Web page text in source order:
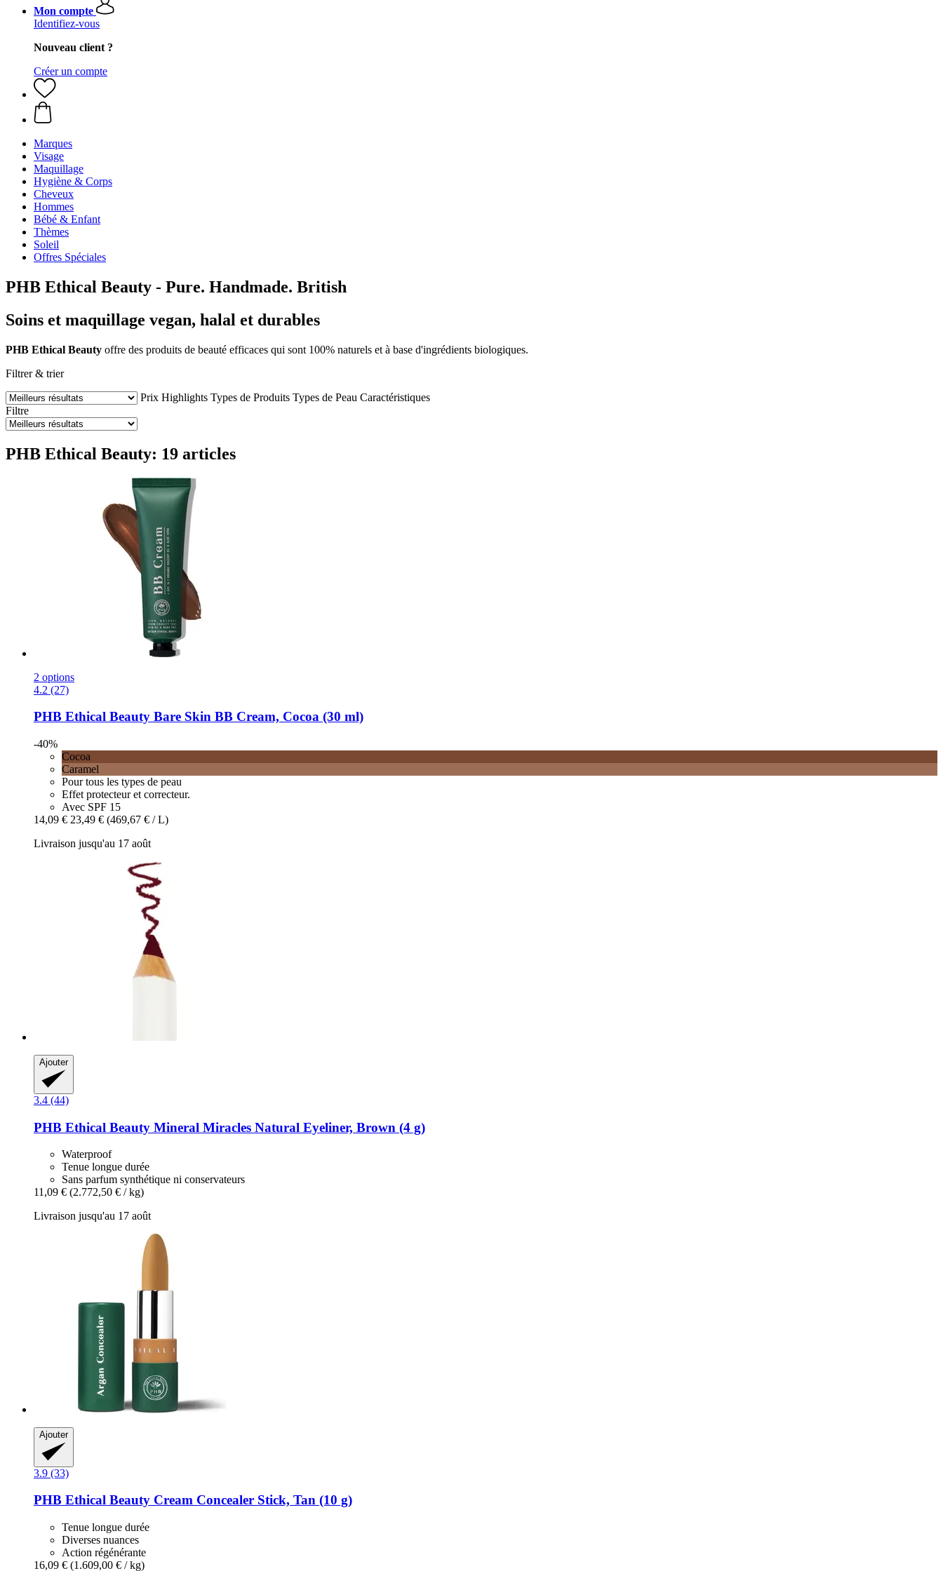
Mon compte
Identifiez-vous
Nouveau client ?
Créer un compte
Marques
Visage
Maquillage
Hygiène & Corps
Cheveux
Hommes
Bébé & Enfant
Thèmes
Soleil
Offres Spéciales
PHB Ethical Beauty - Pure. Handmade. British
Soins et maquillage vegan, halal et durables
PHB Ethical Beauty offre des produits de beauté efficaces qui sont 100% naturels et à base d'ingrédients biologiques.
Filtrer & trier
Prix Highlights Types de Produits Types de Peau Caractéristiques
Filtre
PHB Ethical Beauty: 19 articles
2 options
4.2 (27)
PHB Ethical Beauty Bare Skin BB Cream, Cocoa (30 ml)
-40%
Cocoa
Caramel
Pour tous les types de peau
Effet protecteur et correcteur.
Avec SPF 15
14,09 € 23,49 € (469,67 € / L)
Livraison jusqu'au 17 août
Ajouter
3.4 (44)
PHB Ethical Beauty Mineral Miracles Natural Eyeliner, Brown (4 g)
Waterproof
Tenue longue durée
Sans parfum synthétique ni conservateurs
11,09 € (2.772,50 € / kg)
Livraison jusqu'au 17 août
Ajouter
3.9 (33)
PHB Ethical Beauty Cream Concealer Stick, Tan (10 g)
Tenue longue durée
Diverses nuances
Action régénérante
16,09 € (1.609,00 € / kg)